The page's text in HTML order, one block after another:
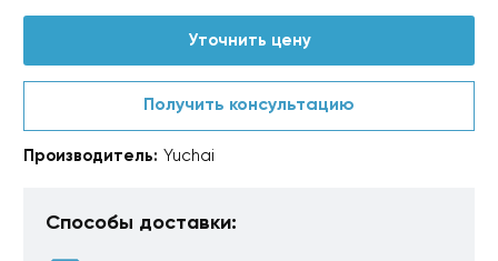
Уточнить цену
Получить консультацию
Производитель: Yuchai
Способы доставки: